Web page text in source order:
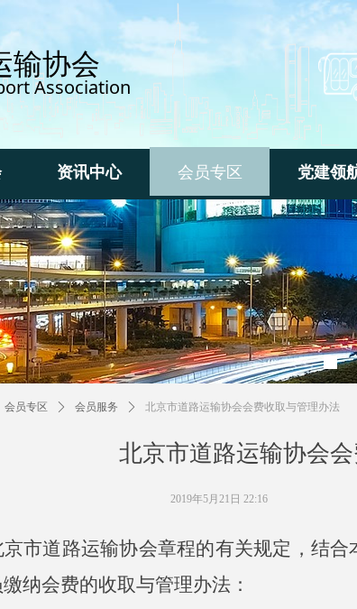
输协会
Association
资讯中心
资讯中心
会员专区
会员专区
党建领
党建领
北京市道路运输协会
会员专区 ꄲ 会员服务 ꄲ 北京市道路运输协会会费收取与管理办法
市道路运输协会章程的有关规定，结
纳会费的收取与管理办法：
2019年5月21日 22:16